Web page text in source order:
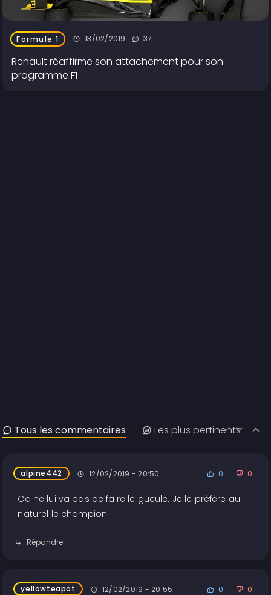
Formule 1 13/02/2019 37
Renault réaffirme son attachement pour son
programme F1
Tous les commentaires Les plus pertinents
alpine442 12/02/2019 - 20:50 0 0
Ca ne lui va pas de faire le gueule. Je le préfère au
naturel le champion
Répondre
yellowteapot 12/02/2019 - 20:55 0 0